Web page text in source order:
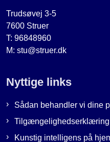
Trudsøvej 3-5
7600 Struer
T: 96848960
M: stu@struer.dk
Nyttige links
Sådan behandler vi dine
Tilgængelighedserklæring
Kunstig intelligens på